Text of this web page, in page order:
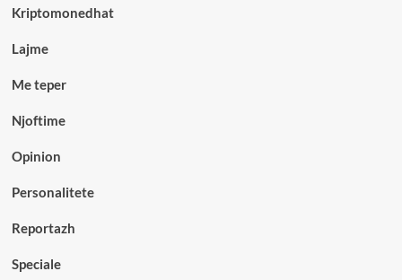
Kriptomonedhat
Lajme
Me teper
Njoftime
Opinion
Personalitete
Reportazh
Speciale